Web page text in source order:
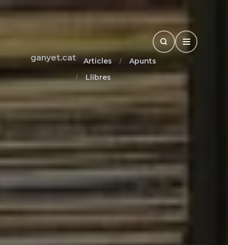
ganyet.cat Articles
Apunts
Llibres
Search
Open